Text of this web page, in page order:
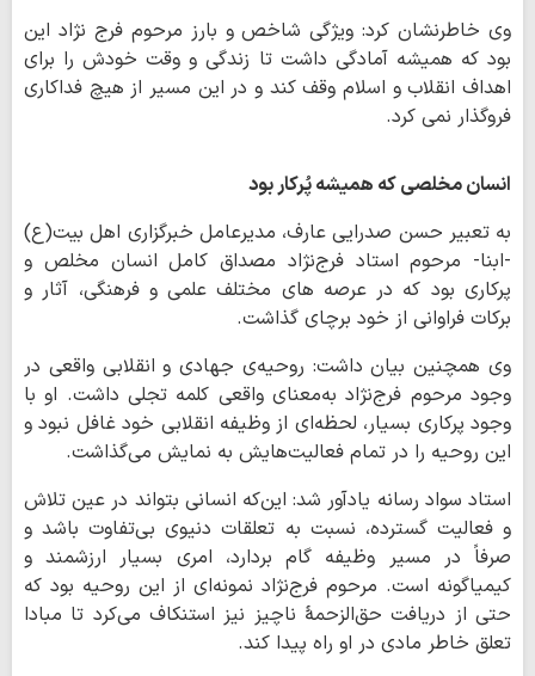
وی خاطرنشان کرد: ویژگی شاخص و بارز مرحوم فرج نژاد این
بود که همیشه آمادگی داشت تا زندگی و وقت خودش را برای
اهداف انقلاب و اسلام وقف کند و در این مسیر از هیچ فداکاری
فروگذار نمی کرد.
انسان مخلصی که همیشه پُرکار بود
به تعبیر حسن صدرایی عارف، مدیرعامل خبرگزاری اهل بیت(ع)
-ابنا- مرحوم استاد فرج‌نژاد مصداق کامل انسان مخلص و
پرکاری بود که در عرصه های مختلف علمی و فرهنگی، آثار و
برکات فراوانی از خود برچای گذاشت.
وی همچنین بیان داشت: روحیه‌ی جهادی و انقلابی واقعی در
وجود مرحوم فرج‌نژاد به‌معنای واقعی کلمه تجلی داشت. او با
وجود پرکاری بسیار، لحظه‌ای از وظیفه انقلابی خود غافل نبود و
این روحیه را در تمام فعالیت‌هایش به نمایش می‌گذاشت.
استاد سواد رسانه یادآور شد: این‌که انسانی بتواند در عین تلاش
و فعالیت گسترده، نسبت به تعلقات دنیوی بی‌تفاوت باشد و
صرفاً در مسیر وظیفه گام بردارد، امری بسیار ارزشمند و
کیمیاگونه است. مرحوم فرج‌نژاد نمونه‌ای از این روحیه بود که
حتی از دریافت حق‌الزحمۀ ناچیز نیز استنکاف می‌کرد تا مبادا
تعلق خاطر مادی در او راه پیدا کند.